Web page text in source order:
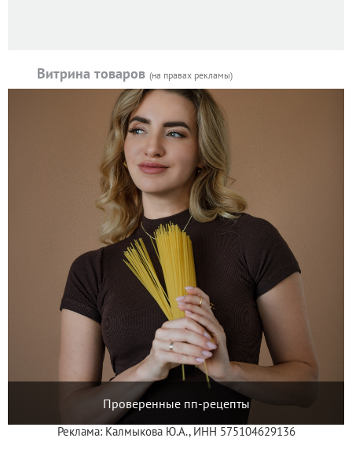
Витрина товаров (на правах рекламы)
Проверенные пп-рецепты
Реклама: Калмыкова Ю.А., ИНН 575104629136